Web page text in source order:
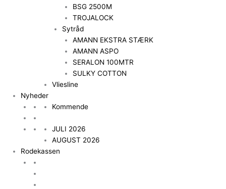
BSG 2500M
TROJALOCK
Sytråd
AMANN EKSTRA STÆRK
AMANN ASPO
SERALON 100MTR
SULKY COTTON
Vliesline
Nyheder
Kommende
JULI 2026
AUGUST 2026
Rodekassen